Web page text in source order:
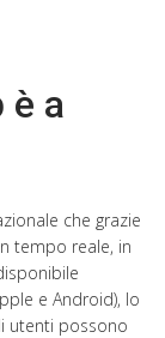
è a
che grazie
tempo reale, in
e Android), lo
utenti possono